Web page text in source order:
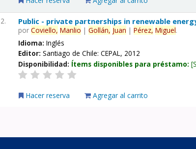
2. Public - private partnerships in renewable
porCoviello, Manlio |Gollán, Juan |Pérez, Miguel.
Idioma:Inglés
Editor:Santiago de Chile: CEPAL, 2012
Disponibilidad: Ítems disponibles para préstamo:
Hacer reserva Agregar al carrito